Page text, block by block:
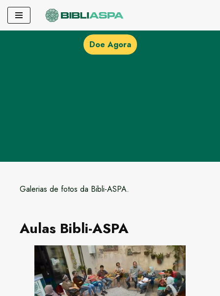
Pular
Doe Agora
Galerias de fotos da Bibli-ASPA.
Aulas Bibli-ASPA